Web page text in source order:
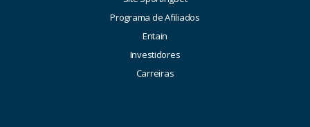
Programa de Afiliados
Entain
Investidores
Carreiras